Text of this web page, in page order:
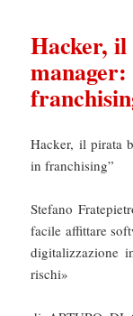
Hacker,
Hacker, il pirata
in franchising”
Stefano
facile affittare
digitalizzazione
rischi»